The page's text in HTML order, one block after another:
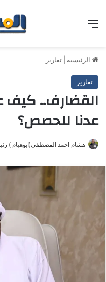
الرئيسية تقارير
تقارير
القضارف.. كيف
عدنا للحصص؟
هشام احمد المصطفي(ابوهيام )